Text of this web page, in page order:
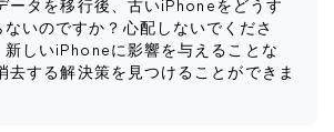
ータを移行後、古いiPhoneをどうす
いのですか？心配しないでくださ
新しいiPhoneに影響を与えることな
去する解決策を見つけることができま